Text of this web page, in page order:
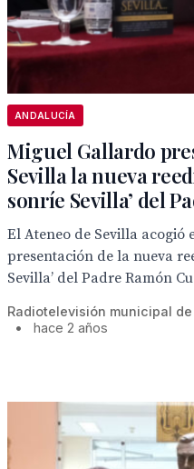
ANDALUCÍA
Miguel Gallardo
Sevilla la nueva
sonríe Sevilla’ del
El Ateneo de Sevilla acogió
presentación de la nueva
Sevilla’ del Padre Ramón
Radiotelevisión municipal
•
hace 2 años